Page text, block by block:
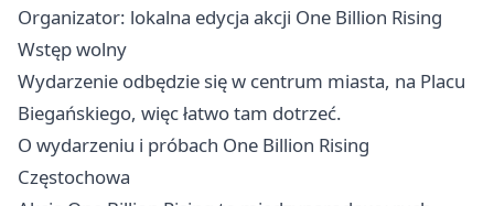
Organizator: lokalna edycja akcji One Billion Rising
Wstęp wolny
Wydarzenie odbędzie się w centrum miasta, na Placu
Biegańskiego, więc łatwo tam dotrzeć.
O wydarzeniu i próbach One Billion Rising
Częstochowa